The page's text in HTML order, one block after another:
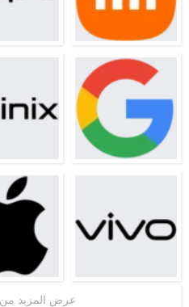
عرض المزيد من